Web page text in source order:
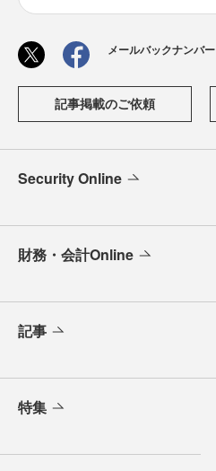
メールバックナンバー
記事掲載のご依頼
Security Online
財務・会計Online
記事
特集